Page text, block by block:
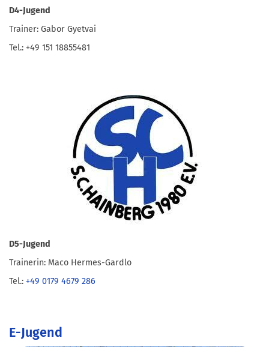
D4-Jugend
Trainer: Gabor Gyetvai
Tel.: +49 151 18855481
D5-Jugend
Trainerin: Maco Hermes-Gardlo
Tel.: +49 0179 4679 286
E-Jugend